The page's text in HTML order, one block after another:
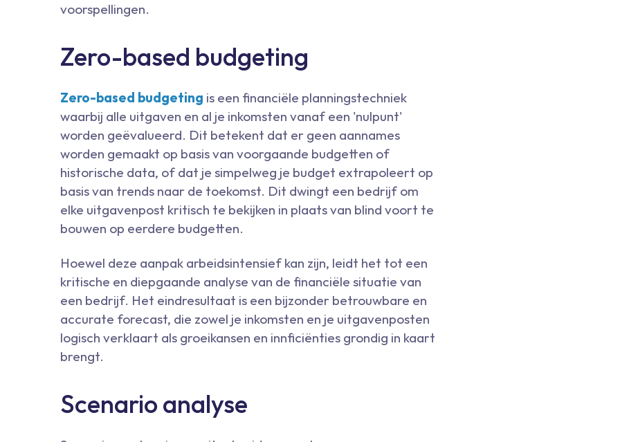
voorspellingen.
Zero-based budgeting
Zero-based budgeting is een financiële planningstechniek
waarbij alle uitgaven en al je inkomsten vanaf een 'nulpunt'
worden geëvalueerd. Dit betekent dat er geen aannames
worden gemaakt op basis van voorgaande budgetten of
historische data, of dat je simpelweg je budget extrapoleert op
basis van trends naar de toekomst. Dit dwingt een bedrijf om
elke uitgavenpost kritisch te bekijken in plaats van blind voort te
bouwen op eerdere budgetten.
Hoewel deze aanpak arbeidsintensief kan zijn, leidt het tot een
kritische en diepgaande analyse van de financiële situatie van
een bedrijf. Het eindresultaat is een bijzonder betrouwbare en
accurate forecast, die zowel je inkomsten en je uitgavenposten
logisch verklaart als groeikansen en innficiënties grondig in kaart
brengt.
Scenario analyse